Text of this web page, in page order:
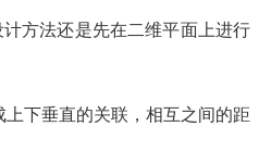
方法还是先在二维平面上进行
下垂直的关联，相互之间的距